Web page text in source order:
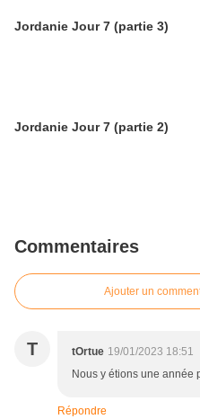
Jordanie Jour 7 (partie 3)
Jordanie Jour 7 (partie 2)
Commentaires
Ajouter un
T tOrtue 19/01/2023 18:51
Nous y étions une année
Répondre